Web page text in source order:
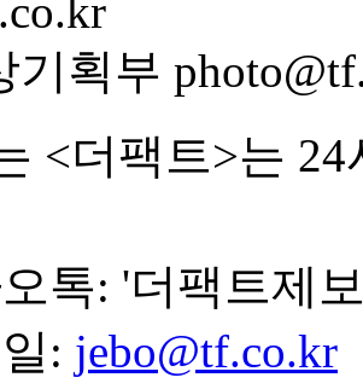
기획부
<더팩트>는
오톡: '더팩트제
: jebo@tf.co.kr